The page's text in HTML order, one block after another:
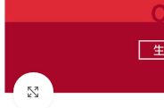
Click to enlarge